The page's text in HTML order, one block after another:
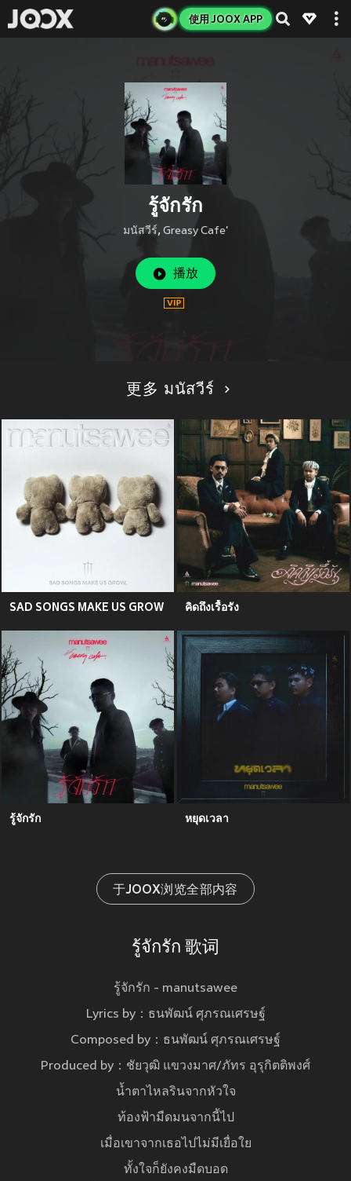
使用 JOOX APP
รู้จักรัก
มนัสวีร์, Greasy Cafe'
播放
更多 มนัสวีร์
SAD SONGS MAKE US GROW คิดถึงเรื้อรัง
รู้จักรัก หยุดเวลา
于JOOX浏览全部内容
รู้จักรัก 歌词
รู้จักรัก - manutsawee
Lyrics by：ธนพัฒน์ ศุภรณเศรษฐ์
Composed by：ธนพัฒน์ ศุภรณเศรษฐ์
Produced by：ชัยวุฒิ แขวงมาศ/ภัทร อุรุกิตติพงศ์
น้ำตาไหลรินจากหัวใจ
ท้องฟ้ามืดมนจากนี้ไป
เมื่อเขาจากเธอไปไม่มีเยื่อใย
ทั้งใจก็ยังคงมืดบอด